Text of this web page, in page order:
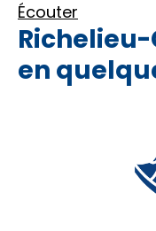
Écouter
en